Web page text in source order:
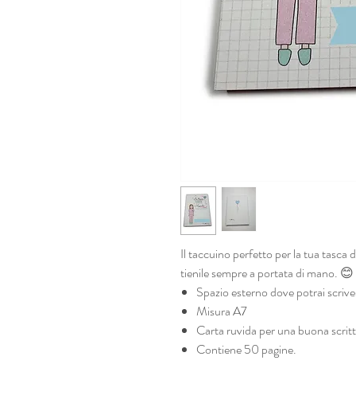
Il taccuino perfetto per la tua tasca
tienile sempre a portata di mano. 😊
Spazio esterno dove potrai
Misura A7
Carta ruvida per una buona
Contiene 50 pagine.